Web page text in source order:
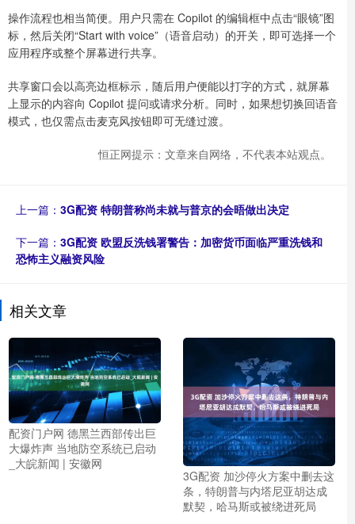
操作流程也相当简便。用户只需在 Copilot 的编辑框中点击“眼镜”图
标，然后关闭“Start with voice”（语音启动）的开关，即可选择一个
应用程序或整个屏幕进行共享。
共享窗口会以高亮边框标示，随后用户便能以打字的方式，就屏幕
上显示的内容向 Copilot 提问或请求分析。同时，如果想切换回语音
模式，也仅需点击麦克风按钮即可无缝过渡。
恒正网提示：文章来自网络，不代表本站观点。
上一篇： 3G配资 特朗普称尚未就与普京的会晤做出决定
下一篇： 3G配资 欧盟反洗钱署警告：加密货币面临严重洗钱和
恐怖主义融资风险
相关文章
配资门户网 德黑兰西部传出巨
大爆炸声 当地防空系统已启动
_大皖新闻 | 安徽网
3G配资 加沙停火方案中删去这
条，特朗普与内塔尼亚胡达成
默契，哈马斯或被绕进死局